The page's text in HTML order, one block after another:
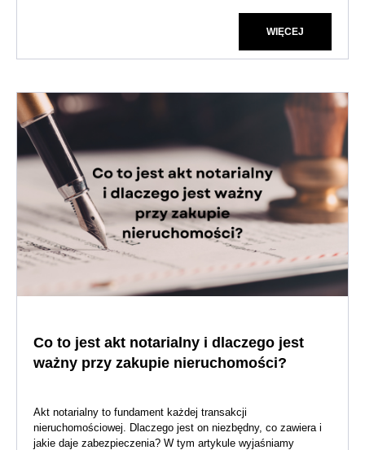
WIĘCEJ
Co to jest akt notarialny i dlaczego jest
ważny przy zakupie nieruchomości?
Akt notarialny to fundament każdej transakcji
nieruchomościowej. Dlaczego jest on niezbędny, co zawiera i
jakie daje zabezpieczenia? W tym artykule wyjaśniamy